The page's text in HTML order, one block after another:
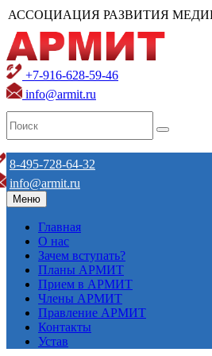
АССОЦИАЦИЯ РАЗВИТИЯ
+7-916-628-59-46
info@armit.ru
8-495-728-64-32
info@armit.ru
Меню
Главная
О нас
Зачем вступать?
Планы АРМИТ
Прием в АРМИТ
Члены АРМИТ
Правление АРМИТ
Контакты
Устав